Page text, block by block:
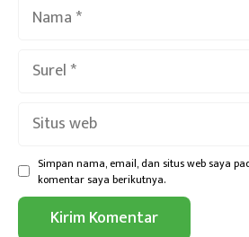
web
Simpan nama, email, dan situs web saya
komentar saya berikutnya.